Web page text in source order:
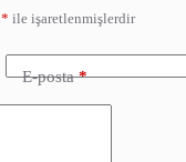
* ile işaretlenmişlerdir
E-posta*